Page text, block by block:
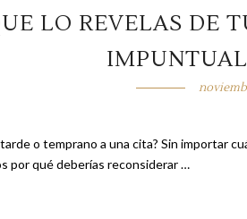
LO REVELAS DE
cuál sea tu respuesta, esto revela muchísimo de tu personalidad, según
por qué deberías reconsiderar …